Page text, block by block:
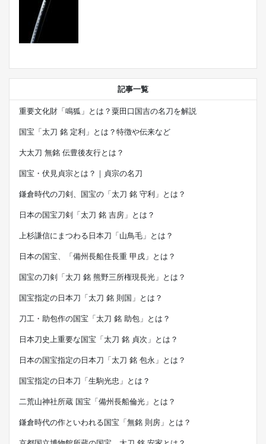
記事一覧
重要文化財「鳴狐」とは？粟田口国吉の名刀を解説
国宝「太刀 銘 定利」とは？特徴や伝来など
大太刀 無銘 伝豊後友行とは？
国宝・伏見貞宗とは？｜貞宗の名刀
鎌倉時代の刀剣、国宝の「太刀 銘 守利」とは？
日本の国宝刀剣「太刀 銘 吉房」とは？
上杉謙信にまつわる日本刀「山鳥毛」とは？
日本の国宝、「備州長船住長重 甲戌」とは？
国宝の刀剣「太刀 銘 熊野三所権現長光」とは？
国宝指定の日本刀「太刀 銘 則国」とは？
刀工・助包作の国宝「太刀 銘 助包」とは？
日本刀史上重要な国宝「太刀 銘 貞次」とは？
日本の国宝指定の日本刀「太刀 銘 包永」とは？
国宝指定の日本刀「生駒光忠」とは？
二荒山神社所蔵 国宝「備州長船倫光」とは？
鎌倉時代の作といわれる国宝「無銘 則房」とは？